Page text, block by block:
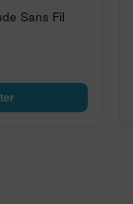
Sans Fil